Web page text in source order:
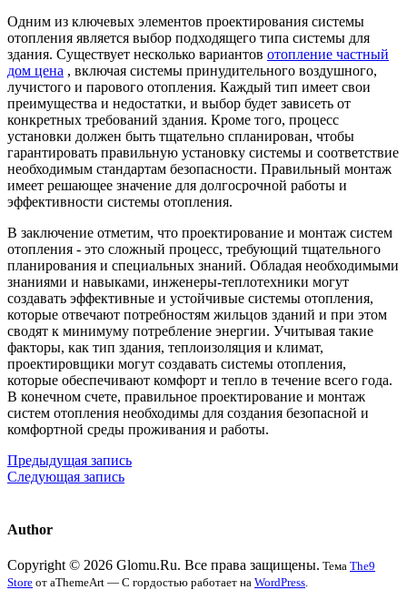
Одним из ключевых элементов проектирования системы
отопления является выбор подходящего типа системы для
здания. Существует несколько вариантов отопление частный
дом цена , включая системы принудительного воздушного,
лучистого и парового отопления. Каждый тип имеет свои
преимущества и недостатки, и выбор будет зависеть от
конкретных требований здания. Кроме того, процесс
установки должен быть тщательно спланирован, чтобы
гарантировать правильную установку системы и соответствие
необходимым стандартам безопасности. Правильный монтаж
имеет решающее значение для долгосрочной работы и
эффективности системы отопления.
В заключение отметим, что проектирование и монтаж систем
отопления - это сложный процесс, требующий тщательного
планирования и специальных знаний. Обладая необходимыми
знаниями и навыками, инженеры-теплотехники могут
создавать эффективные и устойчивые системы отопления,
которые отвечают потребностям жильцов зданий и при этом
сводят к минимуму потребление энергии. Учитывая такие
факторы, как тип здания, теплоизоляция и климат,
проектировщики могут создавать системы отопления,
которые обеспечивают комфорт и тепло в течение всего года.
В конечном счете, правильное проектирование и монтаж
систем отопления необходимы для создания безопасной и
комфортной среды проживания и работы.
Предыдущая запись
Следующая запись
Author
Copyright © 2026 Glomu.Ru. Все права защищены. Тема The9
Store от aThemeArt — С гордостью работает на WordPress